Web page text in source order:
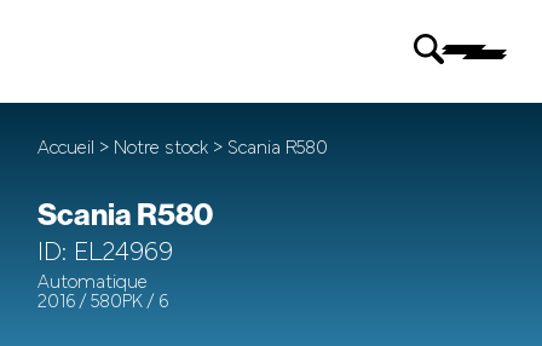
Scania R580
ID: EL24969
Automatique
2016 / 580PK / 6
Accueil > Notre stock > Scania R580